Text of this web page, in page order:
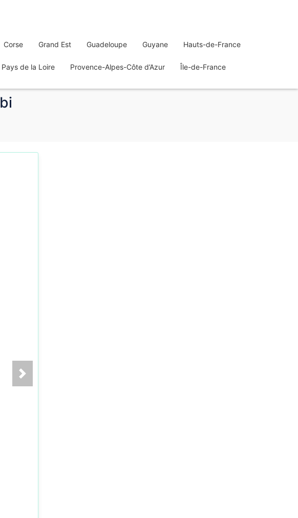
Corse Grand Est Guadeloupe Guyane Hauts-de-France
Pays de la Loire Provence-Alpes-Côte d’Azur Île-de-France